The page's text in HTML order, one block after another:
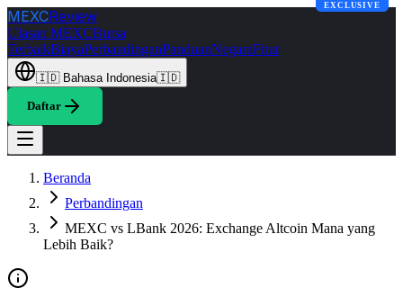
MEXCReview
Ulasan MEXCBursa
TerbaikBiayaPerbandinganPanduanNegaraFitur
🇮🇩 Bahasa Indonesia🇮🇩
Daftar
Beranda
Perbandingan
MEXC vs LBank 2026: Exchange Altcoin Mana yang
Lebih Baik?
EXCLUSIVE
EXCLUSIVE